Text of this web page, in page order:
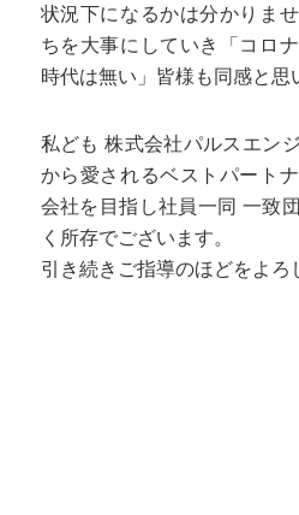
状況下になるかは分かりま
ちを大事にしていき「コロ
時代は無い」皆様も同感と思
私ども 株式会社パルスエン
から愛されるベストパート
会社を目指し社員一同 一致
く所存でございます。
引き続きご指導のほどをよろ